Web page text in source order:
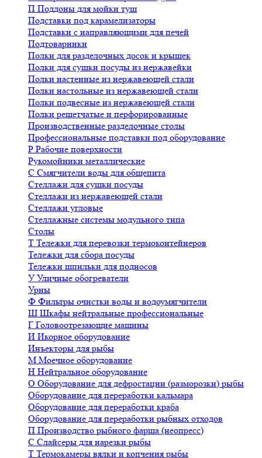
П Поддоны для мойки туш
Подставки под карамелизаторы
Подставки с направляющими для печей
Подтоварники
Полки для разделочных досок и крышек
Полки для сушки посуды из нержавейки
Полки настенные из нержавеющей стали
Полки настольные из нержавеющей стали
Полки подвесные из нержавеющей стали
Полки решетчатые и перфорированные
Производственные разделочные столы
Профессиональные подставки под оборудование
Р Рабочие поверхности
Рукомойники металлические
С Смягчители воды для общепита
Стеллажи для сушки посуды
Стеллажи из нержавеющей стали
Стеллажи угловые
Стеллажные системы модульного типа
Столы
Т Тележки для перевозки термоконтейнеров
Тележки для сбора посуды
Тележки шпильки для подносов
У Уличные обогреватели
Урны
Ф Фильтры очистки воды и водоумягчители
Ш Шкафы нейтральные профессиональные
Г Головоотрезающие машины
И Икорное оборудование
Инъекторы для рыбы
М Моечное оборудование
Н Нейтральное оборудование
О Оборудование для дефростации (разморозки) рыбы
Оборудование для переработки кальмара
Оборудование для переработки краба
Оборудование для переработки рыбных отходов
П Производство рыбного фарша (неопресс)
С Слайсеры для нарезки рыбы
Т Термокамеры вялки и копчения рыбы